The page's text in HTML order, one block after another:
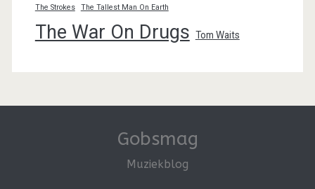
The Strokes The Tallest Man On Earth
The War On Drugs Tom Waits
Gobsmag
Muziekblog